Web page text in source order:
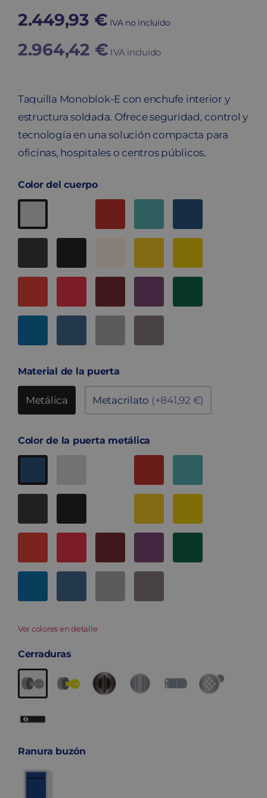
2.449,93 € IVA no incluido
2.964,42 € IVA incluido
Taquilla Monoblok-E con enchufe interior y
estructura soldada. Ofrece seguridad, control y
tecnología en una solución compacta para
oficinas, hospitales o centros públicos.
Color del cuerpo
Material de la puerta
Metálica Metacrilato (+841,92 €)
Color de la puerta metálica
Ver colores en detalle
Cerraduras
Ranura buzón